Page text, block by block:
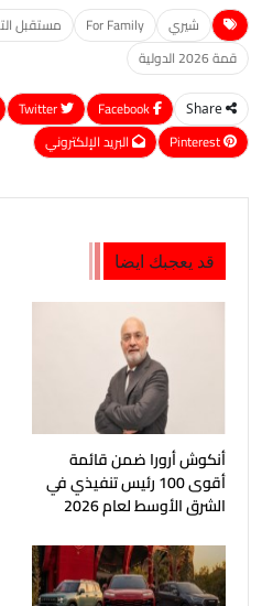
شيري For Family مستقبل
قمة 2026 الدولية
Share
Pinterest
البريد الإلكتروني
قد يعجبك ايضا
أنكوش أرورا ضمن قائمة
أقوى 100 رئيس تنفيذي في
الشرق الأوسط لعام 2026